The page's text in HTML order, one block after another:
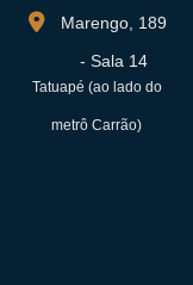
Marengo, 189
- Sala 14
Tatuapé (ao lado do
metrô Carrão)